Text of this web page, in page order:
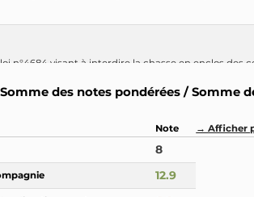
n°4684 visant à interdire la chasse en enclos des
voté contre l'option végétarienne quotidienne
des notes pondérées / Somme
Note
→ Afficher
8
12.9